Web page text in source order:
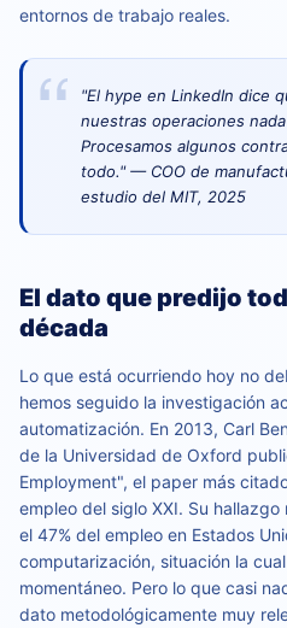
entornos de trabajo reales.
"El hype en LinkedIn dice
nuestras operaciones
Procesamos algunos
todo." — COO de
estudio del MIT, 2025
El dato que predijo
década
Lo que está ocurriendo hoy no
hemos seguido la investigación
automatización. En 2013, Carl
de la Universidad de Oxford
Employment", el paper más
empleo del siglo XXI. Su
el 47% del empleo en Estados
computarización, situación la
momentáneo. Pero lo que casi
dato metodológicamente muy